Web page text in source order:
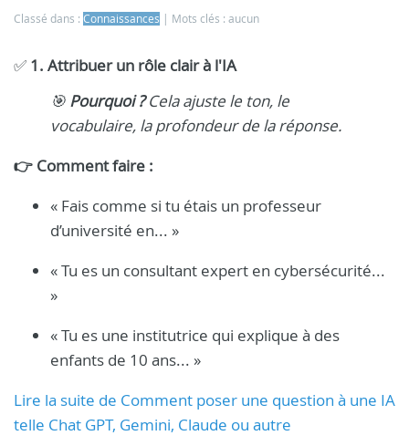
Classé dans : Connaissances Mots clés : aucun
✅ 1. Attribuer un rôle clair à l'IA
🎯 Pourquoi ?Cela ajuste le ton, le
vocabulaire, la profondeur de la réponse.
👉 Comment faire :
« Fais comme si tu étais un professeur
d’université en... »
« Tu es un consultant expert en cybersécurité...
»
« Tu es une institutrice qui explique à des
enfants de 10 ans... »
Lire la suite de Comment poser une question à une IA
telle Chat GPT, Gemini, Claude ou autre